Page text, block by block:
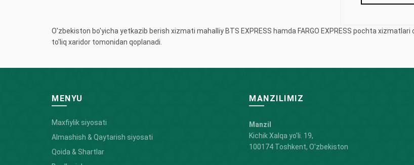
O'zbekiston bo'yicha yetkazib berish xizmati mahalliy BTS EXPRESS hamda FARGO EXPRESS pochta
to'liq xaridor tomonidan qoplanadi.
MENYU
Maxfiylik siyosati
Almashish & Qaytarish siyosati
Qoida & Shartlar
MANZILIMIZ
Manzil
Kichik Xalqa yo'li. 19,
100174 Toshkent, O'zbekiston